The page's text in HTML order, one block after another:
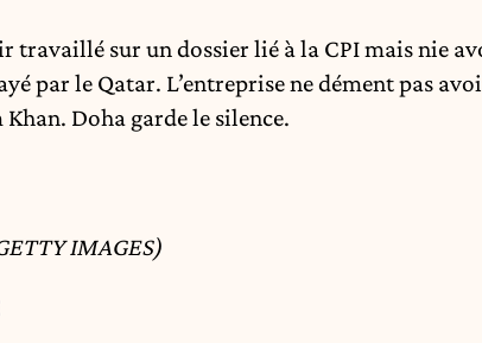
travaillé sur un dossier lié à la CPI mais nie
par le Qatar. L’entreprise ne dément pas
Doha garde le silence.
IMAGES)